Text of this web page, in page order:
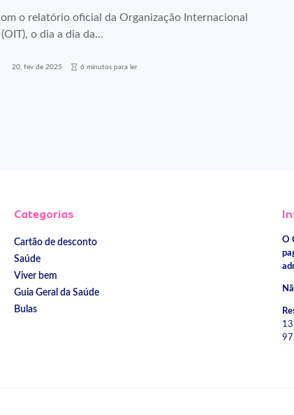
o relatório oficial da Organização Internacional
o dia a dia da...
20, fev de 2025 6 minutos para ler
Categorias
Cartão de desconto
Saúde
Viver bem
Guia Geral da Saúde
Bulas
O